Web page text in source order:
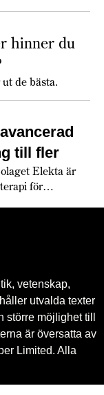
har kollapsat.
hinner du
de bästa.
till fler
Elekta är
för
vetenskap,
utvalda texter
möjlighet till
är översatta av
Limited. Alla